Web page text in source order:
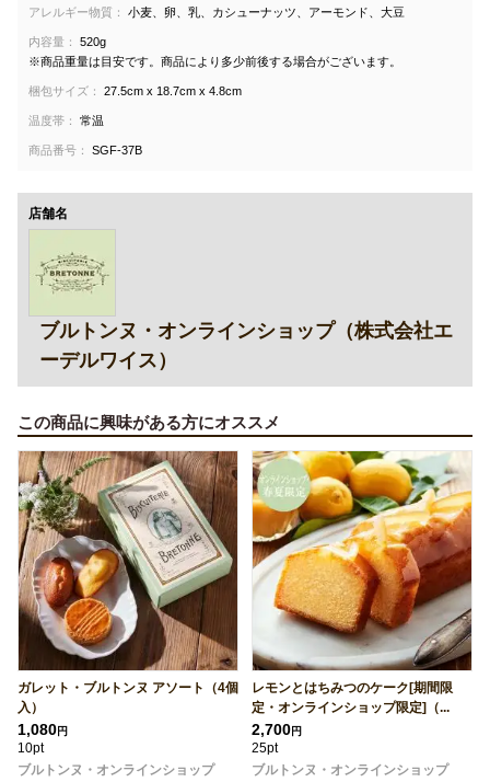
アレルギー物質： 小麦、卵、乳、カシューナッツ、アーモンド、大豆
内容量：
520g
※商品重量は目安です。商品により多少前後する場合がございます。
梱包サイズ： 27.5cm x 18.7cm x 4.8cm
温度帯： 常温
商品番号： SGF-37B
店舗名
ブルトンヌ・オンラインショップ（株式会社エ
ーデルワイス）
この商品に興味がある方にオススメ
ガレット・ブルトンヌ アソート（4個
入）
1,080円
10pt
ブルトンヌ・オンラインショップ
レモンとはちみつのケーク[期間限
定・オンラインショップ限定]（...
2,700円
25pt
ブルトンヌ・オンラインショップ